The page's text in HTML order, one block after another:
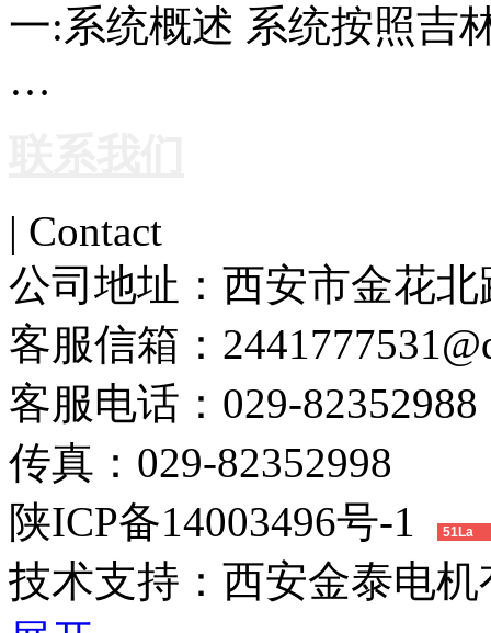
一:系统概述 系统按照吉
…
| Contact
公司地址： 西安市金花北
客服信箱：
客服电话： 029-82352988
传真： 029-82352998
陕ICP备14003496号-1
51La
技术支持： 西安金泰电